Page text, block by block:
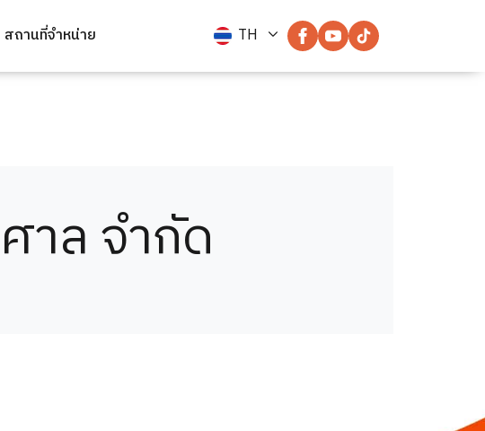
สถานที่จำหน่าย TH
าล จำกัด